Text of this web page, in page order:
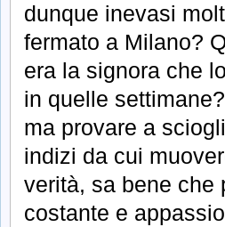
dunque inevasi
fermato a Milano?
era la signora che
in quelle
ma provare a
indizi da cui
verità, sa bene che
costante e